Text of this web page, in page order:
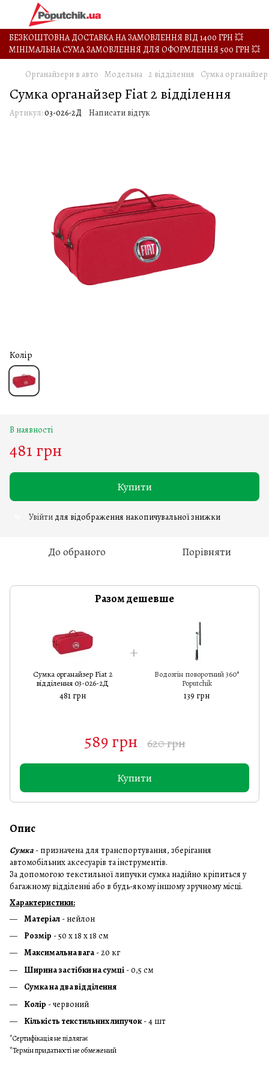
БЕЗКОШТОВНА ДОСТАВКА НА ЗАМОВЛЕННЯ ВІД 1400 ГРН 💥
МІНІМАЛЬНА СУМА ЗАМОВЛЕННЯ ДЛЯ ОФОРМЛЕННЯ 500 ГРН 💥
Органайзери в авто Модельна 2 відділення Сумка
Сумка органайзер Fiat 2 відділення
Артикул:03-026-2Д Написати відгук
Колір
В наявності
481 грн
Купити
Увійти для відображення накопичувальної знижки
До обраного Порівняти
Разом дешевше
Сумка органайзер Fiat 2
відділення 03-026-2Д
481 грн
Водозгін поворотний 360°
Poputchik
139 грн
589 грн 620 грн
Купити
Опис
Сумка - призначена для транспортування, зберігання
автомобільних аксесуарів та інструментів.
За допомогою текстильної липучки сумка надійно кріпиться у
багажному відділенні або в будь-якому іншому зручному місці.
Характеристики:
Матеріал - нейлон
Розмір - 50 х 18 х 18 см
Максимальна вага - 20 кг
Ширина застібки на сумці - 0,5 см
Сумка на два відділення
Колір - червоний
Кількість текстильних липучок- 4 шт
*Сертифікація не підлягає
*Термін придатності не обмежений